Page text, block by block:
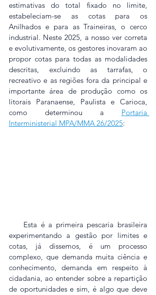
estimativas do total fixado no limite,
estabeleciam-se as cotas para os
Anilhados e para as Traineiras, o cerco
industrial. Neste 2025, a nosso ver correta
e evolutivamente, os gestores inovaram ao
propor cotas para todas as modalidades
descritas, excluindo as tarrafas, o
recreativo e as regiões fora da principal e
importante área de produção como os
litorais Paranaense, Paulista e Carioca,
como determinou a Portaria
Interministerial MPA/MMA 26/2025:
experimentando a gestão por limites e
cotas, já dissemos, é um processo
complexo, que demanda muita ciência e
conhecimento, demanda em respeito à
cidadania, ao entender sobre a repartição
de oportunidades e sim, é algo que deve